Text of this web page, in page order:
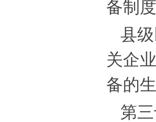
备制
县
关企
备的
第